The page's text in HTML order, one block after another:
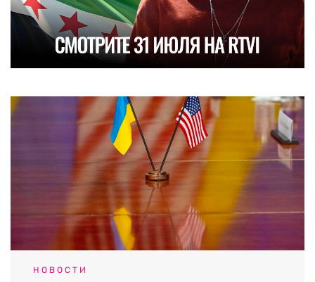
НОВОСТИ